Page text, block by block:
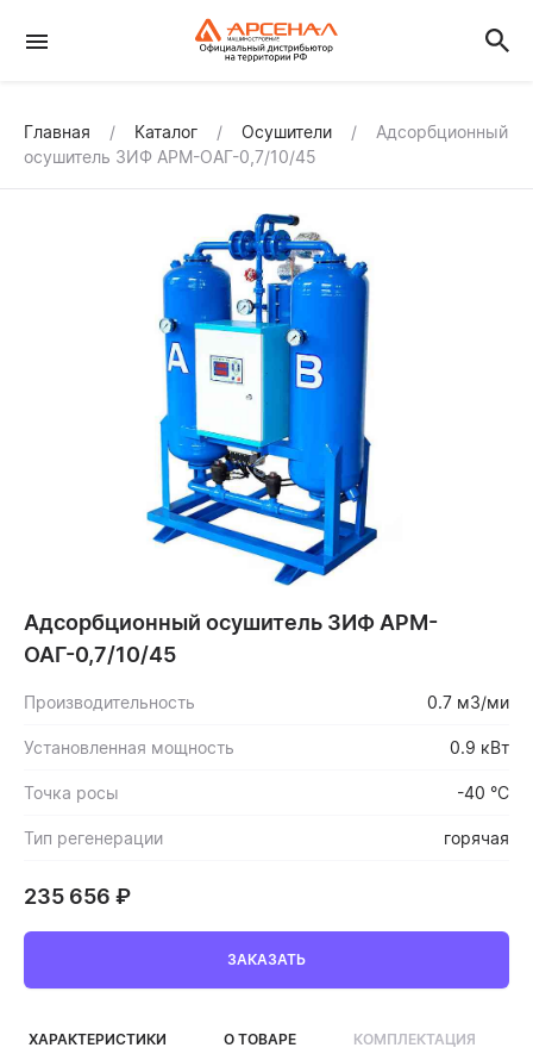
Главная Каталог Осушители
Адсорбционный
осушитель ЗИФ АРМ-ОАГ-0,7/10/45
Адсорбционный осушитель ЗИФ АРМ-
ОАГ-0,7/10/45
Производительность 0.7 м3/ми
Установленная мощность 0.9 кВт
Точка росы -40 °C
Тип регенерации горячая
235 656 ₽
ЗАКАЗАТЬ
ХАРАКТЕРИСТИКИ О ТОВАРЕ КОМПЛЕКТАЦИЯ